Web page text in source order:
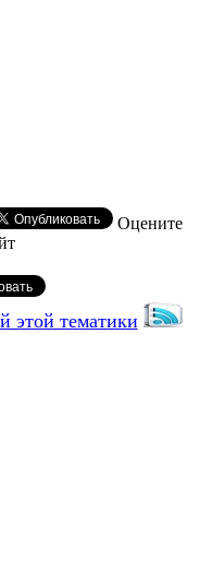
Оцените
этой тематики